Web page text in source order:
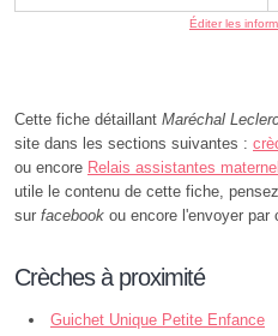
Éditer les
Cette fiche détaillant Maréchal
site dans les sections suivantes :
ou encore Relais assistantes
utile le contenu de cette fiche,
sur facebook ou encore l'envoyer
Crèches à proximité
Guichet Unique Petite Enfance